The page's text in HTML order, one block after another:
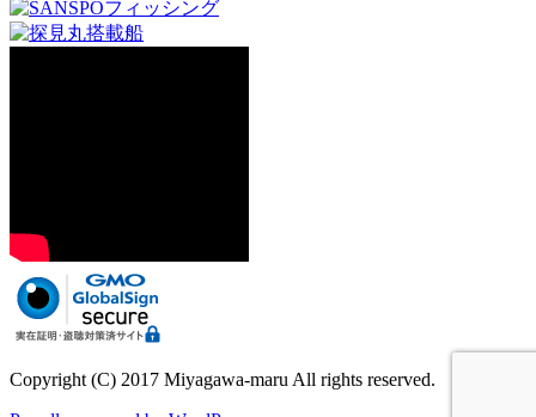
Copyright (C) 2017 Miyagawa-maru All rights reserved.